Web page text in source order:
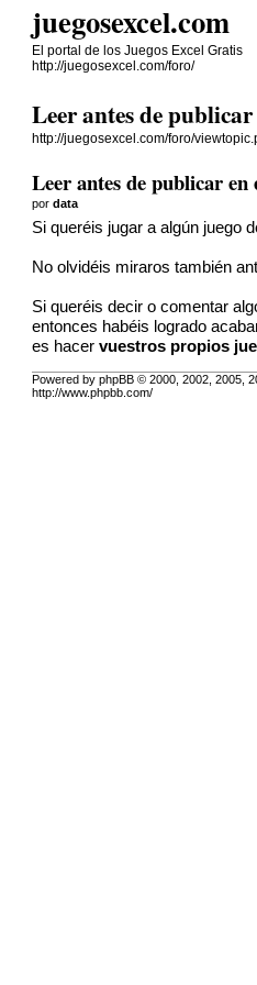
juegosexcel.com
El portal de los Juegos Excel Gratis
http://juegosexcel.com/foro/
Leer antes de
http://juegosexcel.com/foro/
Leer antes de publicar
pordata
Si queréis jugar a algún juego
No olvidéis miraros también
Si queréis decir o comentar
entonces habéis logrado
es hacervuestros propios
Powered by phpBB © 2000, 2002, 2005,
http://www.phpbb.com/